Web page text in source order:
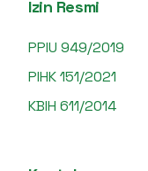
Izin Resmi
PPIU 949/2019
PIHK 151/2021
KBIH 611/2014